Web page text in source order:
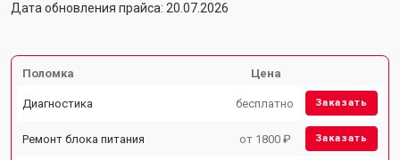
Дата обновления прайса: 20.07.2026
Поломка Цена
Диагностика бесплатно Заказать
Ремонт блока питания от 1800 ₽ Заказать